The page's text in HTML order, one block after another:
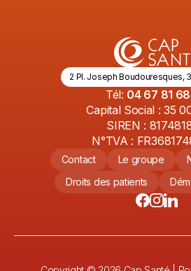
2 Pl. Joseph Boudouresques,
Tél: 04 67 81
Capital Social : 35
SIREN :
N°TVA :
Contact Le groupe
Droits des patients